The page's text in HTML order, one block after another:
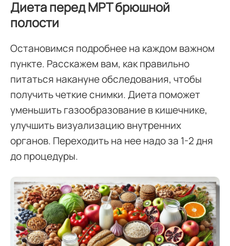
Диета перед МРТ брюшной
полости
Остановимся подробнее на каждом важном
пункте. Расскажем вам, как правильно
питаться накануне обследования, чтобы
получить четкие снимки. Диета поможет
уменьшить газообразование в кишечнике,
улучшить визуализацию внутренних
органов. Переходить на нее надо за 1-2 дня
до процедуры.